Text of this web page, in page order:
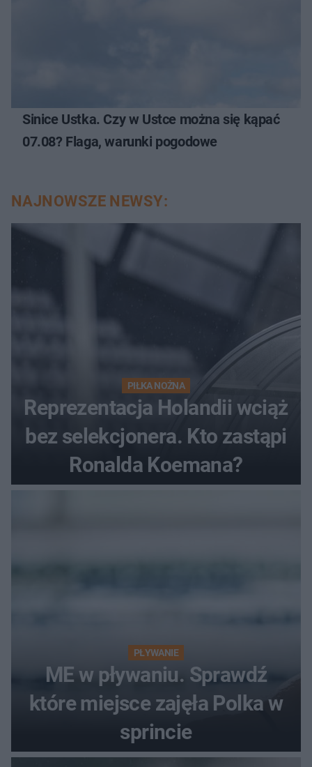
Sinice Ustka. Czy w Ustce można się kąpać
07.08? Flaga, warunki pogodowe
NAJNOWSZE NEWSY:
PIŁKA NOŻNA
Reprezentacja Holandii wciąż
bez selekcjonera. Kto zastąpi
Ronalda Koemana?
PŁYWANIE
ME w pływaniu. Sprawdź
które miejsce zajęła Polka w
sprincie